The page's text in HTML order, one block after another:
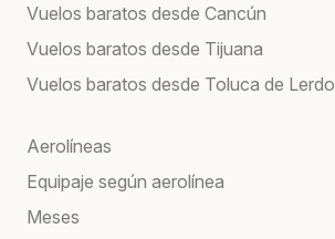
Vuelos baratos desde Cancún
Vuelos baratos desde Tijuana
Vuelos baratos desde Toluca de Lerdo
Aerolíneas
Equipaje según aerolínea
Meses